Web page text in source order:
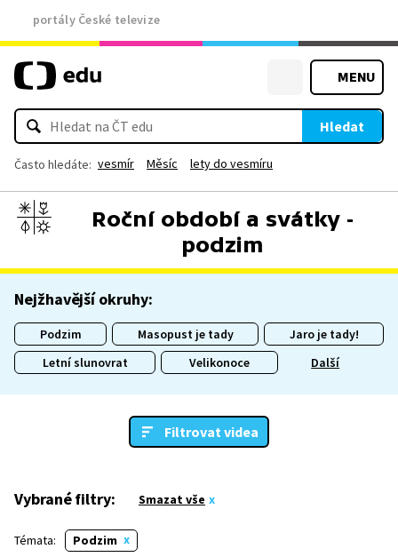
portály České televize
MENU
Hledat
Často hledáte: vesmír Měsíc lety do vesmíru
Roční období a svátky -
podzim
Nejžhavější okruhy:
Podzim Masopust je tady
Jaro je tady!
Letní slunovrat
Velikonoce Další
Filtrovat videa
Vybrané filtry: Smazat vše
Témata: Podzim